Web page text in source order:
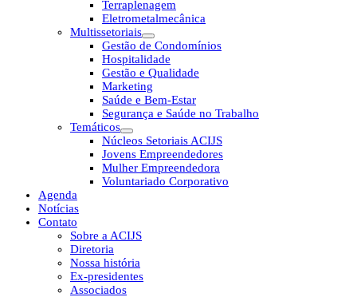
Terraplenagem
Eletrometalmecânica
Multissetoriais
Gestão de Condomínios
Hospitalidade
Gestão e Qualidade
Marketing
Saúde e Bem-Estar
Segurança e Saúde no Trabalho
Temáticos
Núcleos Setoriais ACIJS
Jovens Empreendedores
Mulher Empreendedora
Voluntariado Corporativo
Agenda
Notícias
Contato
Sobre a ACIJS
Diretoria
Nossa história
Ex-presidentes
Associados